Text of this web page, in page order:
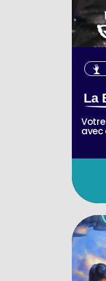
La
avec